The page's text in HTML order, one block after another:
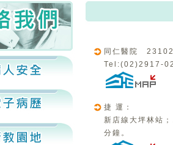
同仁醫院
Tel:(02)2917-
捷 運：
新店線大坪林站
分鐘。